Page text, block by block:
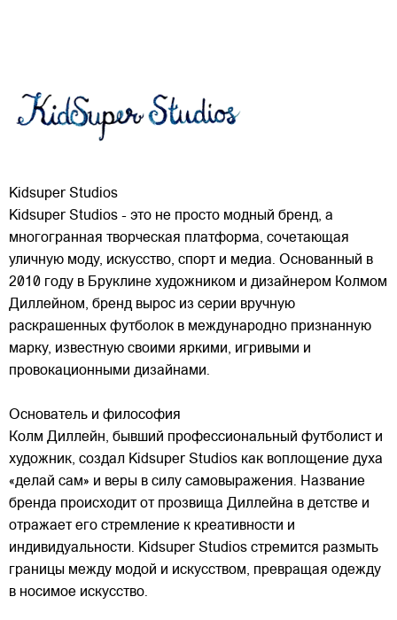
Kidsuper Studios
Kidsuper Studios - это не просто модный бренд, а
многогранная творческая платформа, сочетающая
уличную моду, искусство, спорт и медиа. Основанный в
2010 году в Бруклине художником и дизайнером Колмом
Диллейном, бренд вырос из серии вручную
раскрашенных футболок в международно признанную
марку, известную своими яркими, игривыми и
провокационными дизайнами.
Основатель и философия
Колм Диллейн, бывший профессиональный футболист и
художник, создал Kidsuper Studios как воплощение духа
«делай сам» и веры в силу самовыражения. Название
бренда происходит от прозвища Диллейна в детстве и
отражает его стремление к креативности и
индивидуальности. Kidsuper Studios стремится размыть
границы между модой и искусством, превращая одежду
в носимое искусство.